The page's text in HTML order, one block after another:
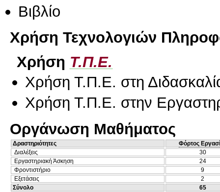
Βιβλίο
Χρήση Τεχνολογιών
Χρήση Τ.Π.Ε.
Χρήση Τ.Π.Ε. στη
Χρήση Τ.Π.Ε. στην
Οργάνωση Μαθήματος
Δραστηριότητες
Φόρτος
Διαλέξεις
30
Εργαστηριακή Άσκηση
24
Φροντιστήριο
9
Εξετάσεις
2
Σύνολο
65